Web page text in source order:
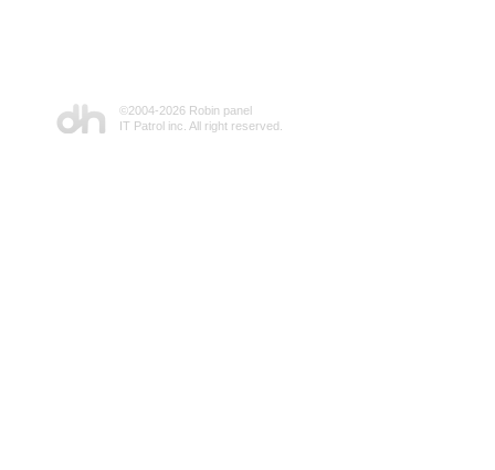
©2004-2026 Robin panel
IT Patrol inc. All right reserved.